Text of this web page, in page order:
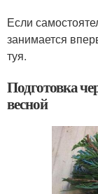
Если
занимается
туя.
Подготовка
весной